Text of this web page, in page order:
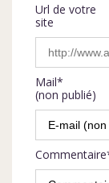
Url de votre
site
Mail*
(non publié)